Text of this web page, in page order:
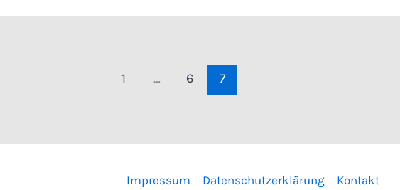
1 … 6 7
Impressum Datenschutzerklärung Kontakt